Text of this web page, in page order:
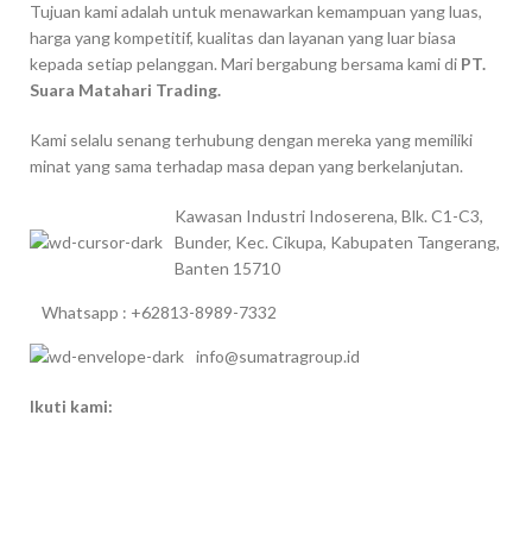
Tujuan kami adalah untuk menawarkan kemampuan yang luas,
harga yang kompetitif, kualitas dan layanan yang luar biasa
kepada setiap pelanggan. Mari bergabung bersama kami di PT.
Suara Matahari Trading.
Kami selalu senang terhubung dengan mereka yang memiliki
minat yang sama terhadap masa depan yang berkelanjutan.
Kawasan Industri Indoserena, Blk. C1-C3,
Bunder, Kec. Cikupa, Kabupaten Tangerang,
Banten 15710
Whatsapp : +62813-8989-7332
info@sumatragroup.id
Ikuti kami: